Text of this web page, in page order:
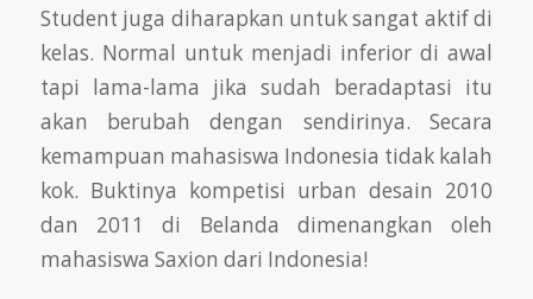
Student juga diharapkan untuk sangat aktif di
kelas. Normal untuk menjadi inferior diawal
tapi lama-lama jika sudah beradaptasi itu
akan berubah dengan sendirinya. Secara
kemampuan mahasiswa Indonesia tidak kalah
kok. Buktinya kompetisi urban desain 2010
dan 2011 di Belanda dimenangkan oleh
mahasiswa Saxion dari Indonesia!